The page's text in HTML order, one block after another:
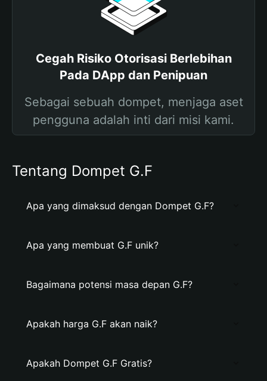
Cegah Risiko Otorisasi Berlebihan
Pada DApp dan Penipuan
Sebagai sebuah dompet, menjaga aset
pengguna adalah inti dari misi kami.
Tentang Dompet G.F
Apa yang dimaksud dengan Dompet G.F?
Apa yang membuat G.F unik?
Bagaimana potensi masa depan G.F?
Apakah harga G.F akan naik?
Apakah Dompet G.F Gratis?